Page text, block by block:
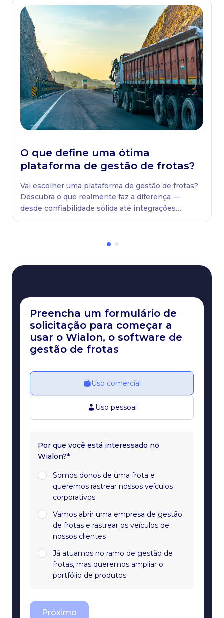
O que define uma ótima
plataforma de gestão de frotas?
Vai escolher uma plataforma de gestão de frotas?
Descubra o que realmente faz a diferença —
desde confiabilidade sólida até integrações
Preencha um formulário de
solicitação para começar a
usar o Wialon, o software de
gestão de frotas
Uso comercial
Uso pessoal
Por que você está interessado no
Wialon?*
Somos donos de uma frota e
queremos rastrear nossos veículos
corporativos
Vamos abrir uma empresa de gestão
de frotas e rastrear os veículos de
nossos clientes
Já atuamos no ramo de gestão de
frotas, mas queremos ampliar o
portfólio de produtos
Próximo